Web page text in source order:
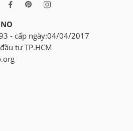
- cấp ngày:04/04/2017
tư TP.HCM